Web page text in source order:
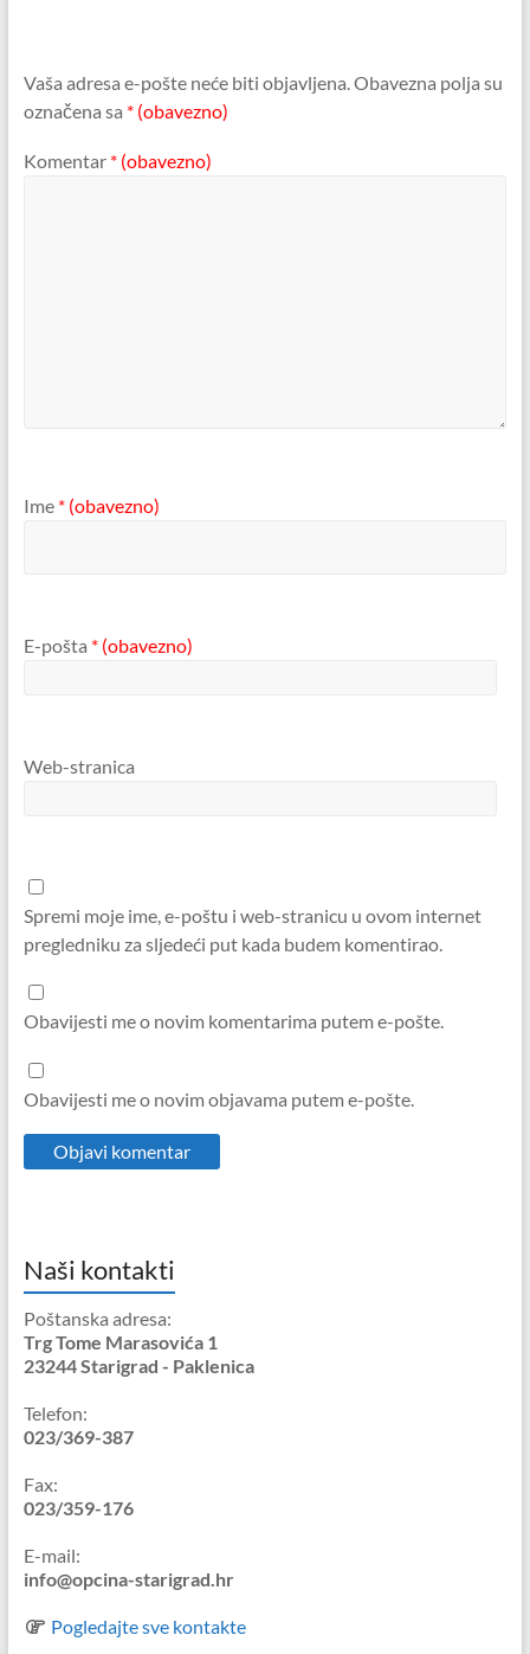
Vaša adresa e-pošte neće biti objavljena.Obavezna polja su
označena sa * (obavezno)
Komentar * (obavezno)
Ime * (obavezno)
E-pošta * (obavezno)
Web-stranica
Spremi moje ime, e-poštu i web-stranicu u ovom internet
pregledniku za sljedeći put kada budem komentirao.
Obavijesti me o novim komentarima putem e-pošte.
Obavijesti me o novim objavama putem e-pošte.
Naši kontakti
Poštanska adresa:
Trg Tome Marasovića 1
23244 Starigrad - Paklenica
Telefon:
023/369-387
Fax:
023/359-176
E-mail:
info@opcina-starigrad.hr
Pogledajte sve kontakte